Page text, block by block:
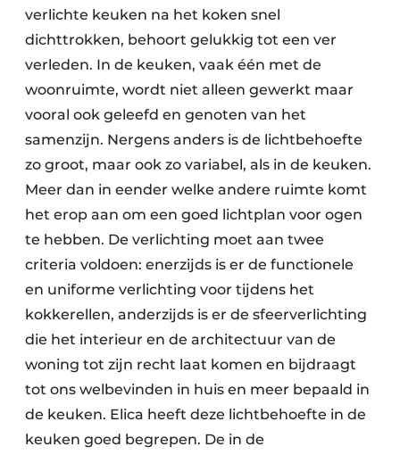
verlichte keuken na het koken snel
dichttrokken, behoort gelukkig tot een ver
verleden. In de keuken, vaak één met de
woonruimte, wordt niet alleen gewerkt maar
vooral ook geleefd en genoten van het
samenzijn. Nergens anders is de lichtbehoefte
zo groot, maar ook zo variabel, als in de keuken.
Meer dan in eender welke andere ruimte komt
het erop aan om een goed lichtplan voor ogen
te hebben. De verlichting moet aan twee
criteria voldoen: enerzijds is er de functionele
en uniforme verlichting voor tijdens het
kokkerellen, anderzijds is er de sfeerverlichting
die het interieur en de architectuur van de
woning tot zijn recht laat komen en bijdraagt
tot ons welbevinden in huis en meer bepaald in
de keuken. Elica heeft deze lichtbehoefte in de
keuken goed begrepen. De in de